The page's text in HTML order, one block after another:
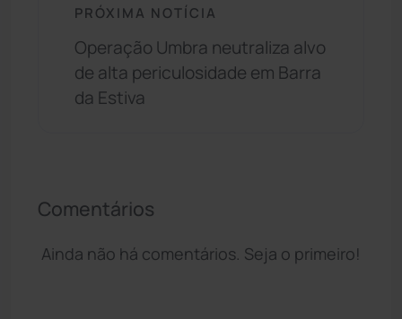
PRÓXIMA NOTÍCIA
Operação Umbra neutraliza alvo
de alta periculosidade em Barra
da Estiva
Comentários
Ainda não há comentários. Seja o primeiro!